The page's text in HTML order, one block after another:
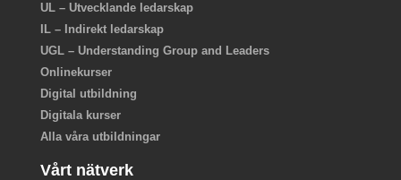
UL – Utvecklande ledarskap
IL – Indirekt ledarskap
UGL – Understanding Group and Leaders
Onlinekurser
Digital utbildning
Digitala kurser
Alla våra utbildningar
Vårt nätverk